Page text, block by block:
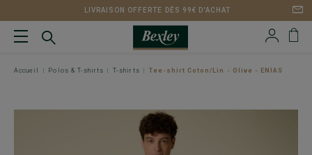
LIVRAISON OFFERTE DÈS 99€ D'ACHAT
Accueil Polos & T-shirts T-shirts Tee-shirt Coton/Lin - Olive - ENIAS